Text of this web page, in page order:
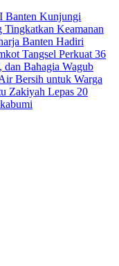
Banten Kunjungi
Tingkatkan Keamanan
Banten Hadiri
Tangsel Perkuat 36
dan Bahagia Wagub
Bersih untuk Warga
Zakiyah Lepas 20